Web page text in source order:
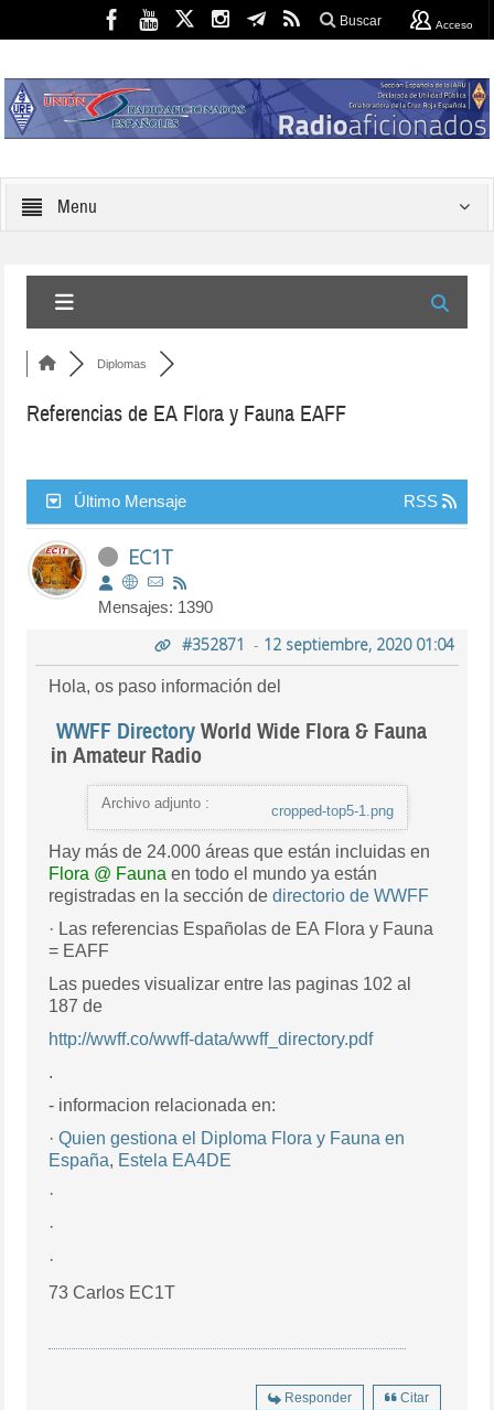
Buscar Acceso
Menu
Diplomas
Referencias de EA Flora y Fauna EAFF
Último Mensaje RSS
EC1T
Mensajes: 1390
#352871 - 12 septiembre, 2020 01:04
Hola, os paso información del
WWFF Directory World Wide Flora & Fauna
in Amateur Radio
Archivo adjunto : cropped-top5-1.png
Hay más de 24.000 áreas que están incluidas en
Flora @ Fauna en todo el mundo ya están
registradas en la sección dedirectorio de WWFF
· Las referencias Españolas de EA Flora y Fauna
= EAFF
Las puedes visualizar entre las paginas 102 al
187 de
http://wwff.co/wwff-data/wwff_directory.pdf
.
- informacion relacionada en:
·Quien gestiona el Diploma Flora y Fauna en
España, Estela EA4DE
·
·
·
73 Carlos EC1T
Responder Citar